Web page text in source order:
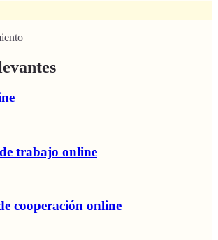
trabajo online
cooperación online